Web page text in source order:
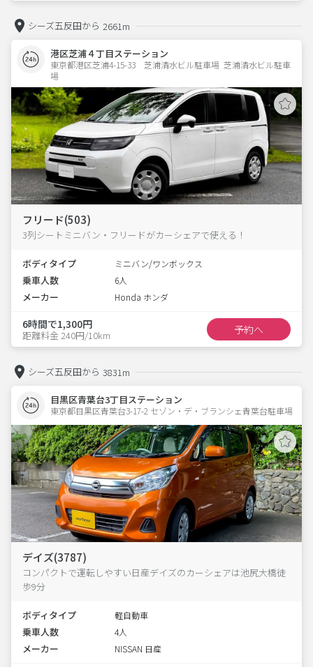
シーズ五反田から 2661m
港区芝浦４丁目ステーション
東京都港区芝浦4-15-33　芝浦清水ビル駐車場  芝浦清水ビル駐車
場
フリード(503)
3列シートミニバン・フリードがカーシェアで使える！
ボディタイプ ミニバン/ワンボックス
乗車人数 6人
メーカー Honda ホンダ
6時間で1,300円
距離料金 240円/10km 予約へ
シーズ五反田から 3831m
目黒区青葉台3丁目ステーション
東京都目黒区青葉台3-17-2 セゾン・デ・ブランシェ青葉台駐車場
デイズ(3787)
コンパクトで運転しやすい日産デイズのカーシェアは池尻大橋徒
歩9分
ボディタイプ 軽自動車
乗車人数 4人
メーカー NISSAN 日産